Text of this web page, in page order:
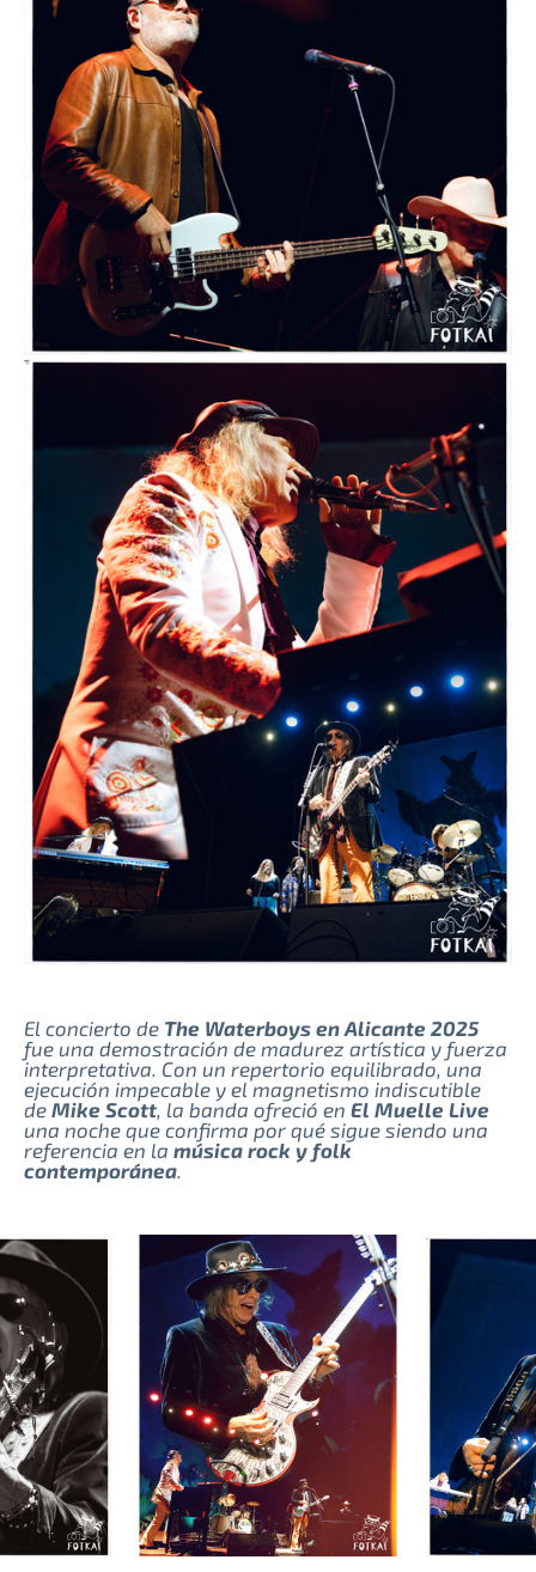
El concierto de The Waterboys en Alicante 2025
fue una demostración de madurez artística y fuerza
interpretativa. Con un repertorio equilibrado, una
ejecución impecable y el magnetismo indiscutible
de Mike Scott, la banda ofreció en El Muelle Live
una noche que confirma por qué sigue siendo una
referencia en la música rock y folk
contemporánea.